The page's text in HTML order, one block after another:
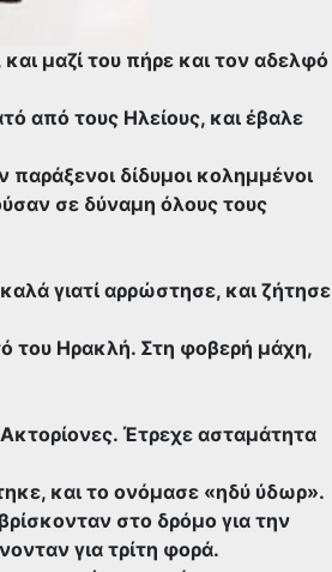
μαζί του πήρε και τον αδελφό
από τους Ηλείους, και έβαλε
δίδυμοι κολημμένοι
σε δύναμη όλους τους
γιατί αρρώστησε, και ζήτησε
του Ηρακλή. Στη φοβερή μάχη,
Έτρεχε ασταμάτητα
και το ονόμασε «ηδύ ύδωρ».
στο δρόμο για την
για τρίτη φορά.